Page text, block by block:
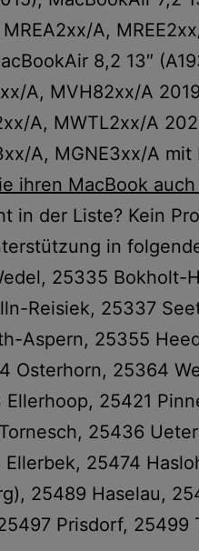
A,
8,2 13″
A, MVH82xx/A
A, MWTL2xx/A
A, MGNE3xx/A mit
ihren MacBook
in der Liste? Kein
in
25335 Bokholt-
Reisiek, 25337
Aspern, 25355
Osterhorn, 25364
Ellerhoop, 25421
25436
25474
25489 Haselau,
Prisdorf,